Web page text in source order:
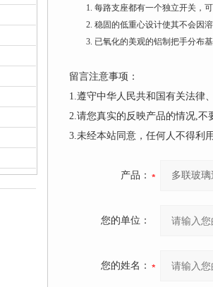
1. 每路支座都有一个独立开关，可
2. 稳固的低重心设计使其不会因溶
3. 已氧化的美观的铝制把手分布基
留言注意事项：
1.遵守中华人民共和国有关法律
2.请您真实的反映产品的情况,
3.未经本站同意，任何人不得利
产品：
您的单位：
您的姓名：